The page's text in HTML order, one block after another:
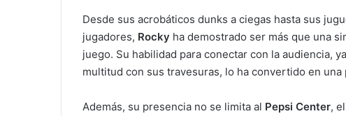
Desde sus acrobáticos dunks a ciegas hasta sus
jugadores, Rocky ha demostrado ser más que una
juego. Su habilidad para conectar con la audiencia,
multitud con sus travesuras, lo ha convertido en
Además, su presencia no se limita al Pepsi Center,